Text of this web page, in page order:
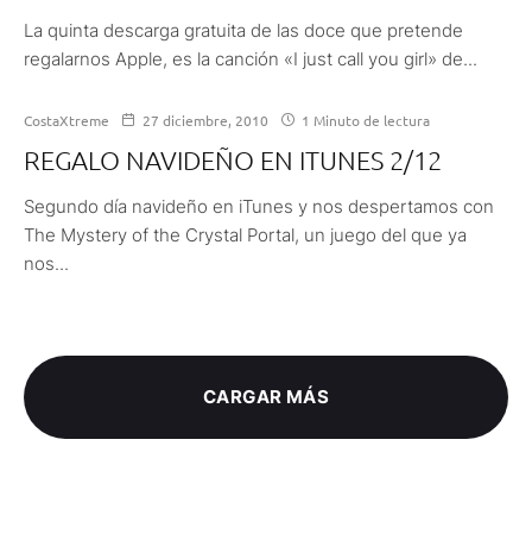
La quinta descarga gratuita de las doce que pretende
regalarnos Apple, es la canción «I just call you girl» de...
CostaXtreme 27 diciembre, 2010 1 Minuto de lectura
REGALO NAVIDEÑO EN ITUNES 2/12
Segundo día navideño en iTunes y nos despertamos con
The Mystery of the Crystal Portal, un juego del que ya
nos...
CARGAR MÁS